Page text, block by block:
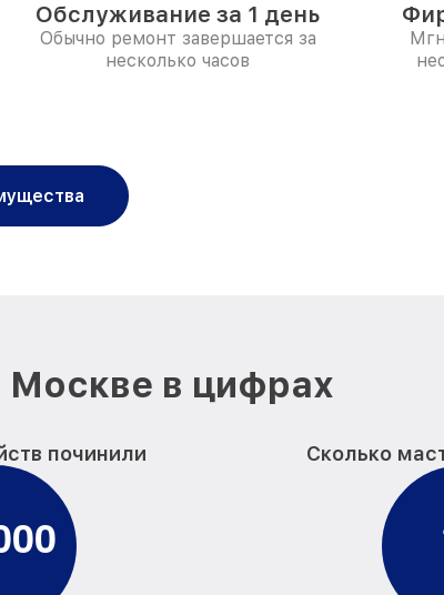
Обслуживание за 1 день
Обычно ремонт завершается за
несколько часов
Москве в цифрах
починили
00
Сколько